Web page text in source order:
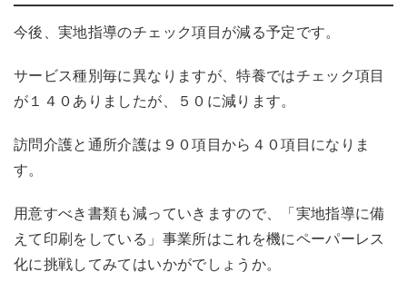
今後、実地指導のチェック項目が減る予定です。
サービス種別毎に異なりますが、特養ではチェック項目
が１４０ありましたが、５０に減ります。
訪問介護と通所介護は９０項目から４０項目になりま
す。
用意すべき書類も減っていきますので、「実地指導に備
えて印刷をしている」事業所はこれを機にペーパーレス
化に挑戦してみてはいかがでしょうか。